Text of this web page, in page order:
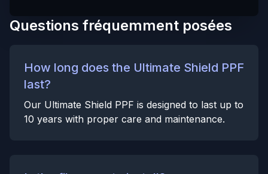
Questions fréquemment posées
How long does the Ultimate Shield PPF
last?
Our Ultimate Shield PPF is designed to last up to
10 years with proper care and maintenance.